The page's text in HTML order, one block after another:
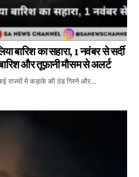
बारिश का सहारा, 1 नवंबर से सर्दी
और तूफ़ानी मौसम से अलर्ट
राज्यों में कड़ाके की ठंड गिरने और…